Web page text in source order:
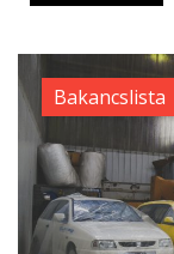
Bakancslista